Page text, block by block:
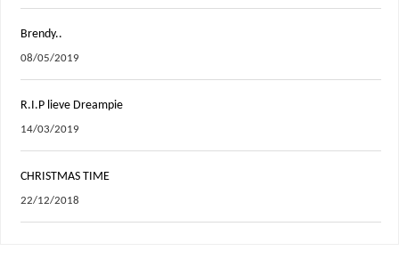
Brendy..
08/05/2019
R.I.P lieve Dreampie
14/03/2019
CHRISTMAS TIME
22/12/2018